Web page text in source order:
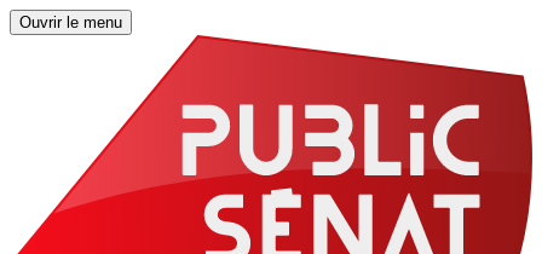
Ouvrir le menu